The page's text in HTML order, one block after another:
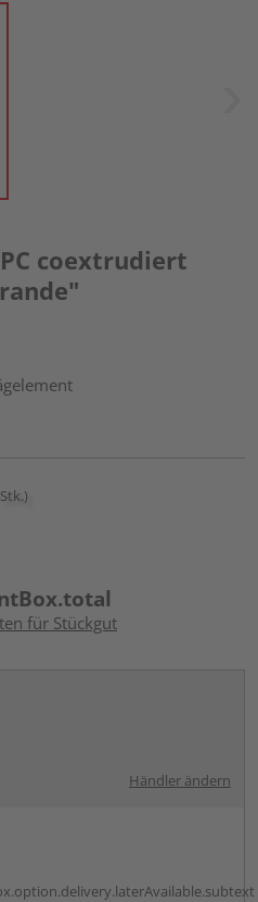
coextrudiert
für Stückgut
Händler ändern